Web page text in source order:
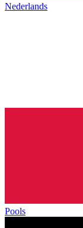
Nederlands
Pools